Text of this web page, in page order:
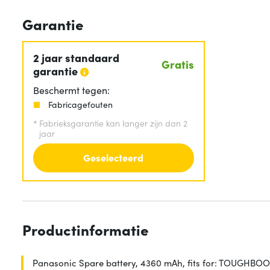
Garantie
2 jaar standaard
garantie
Gratis
Beschermt tegen:
Fabricagefouten
* Fabrieksgarantie kan langer zijn dan 2
jaar
Geselecteerd
Productinformatie
Panasonic Spare battery, 4360 mAh, fits for: